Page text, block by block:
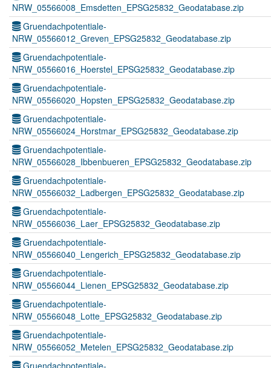
NRW_05566008_Emsdetten_EPSG25832_Geodatabase.zip
Gruendachpotentiale-
NRW_05566012_Greven_EPSG25832_Geodatabase.zip
Gruendachpotentiale-
NRW_05566016_Hoerstel_EPSG25832_Geodatabase.zip
Gruendachpotentiale-
NRW_05566020_Hopsten_EPSG25832_Geodatabase.zip
Gruendachpotentiale-
NRW_05566024_Horstmar_EPSG25832_Geodatabase.zip
Gruendachpotentiale-
NRW_05566028_Ibbenbueren_EPSG25832_Geodatabase.zip
Gruendachpotentiale-
NRW_05566032_Ladbergen_EPSG25832_Geodatabase.zip
Gruendachpotentiale-
NRW_05566036_Laer_EPSG25832_Geodatabase.zip
Gruendachpotentiale-
NRW_05566040_Lengerich_EPSG25832_Geodatabase.zip
Gruendachpotentiale-
NRW_05566044_Lienen_EPSG25832_Geodatabase.zip
Gruendachpotentiale-
NRW_05566048_Lotte_EPSG25832_Geodatabase.zip
Gruendachpotentiale-
NRW_05566052_Metelen_EPSG25832_Geodatabase.zip
Gruendachpotentiale-